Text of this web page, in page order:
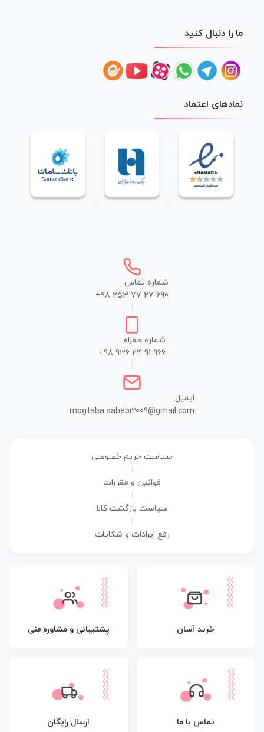
ما را دنبال کنید
نمادهای اعتماد
شماره تماس
+98 253 77 27 690
شماره همراه
+98 936 24 91 966
ایمیل
mogtaba.sahebi2009@gmail.com
سیاست حریم خصوصی
قوانین و مقررات
سیاست بازگشت کالا
رفع ایرادات و شکایات
خرید آسان پشتیبانی و مشاوره فنی
تماس با ما ارسال رایگان